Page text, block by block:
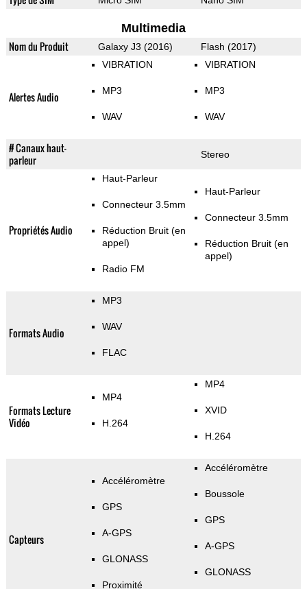
Multimedia
Nom du Produit Galaxy J3 (2016) Flash (2017)
Alertes Audio
VIBRATION
MP3
WAV
VIBRATION
MP3
WAV
# Canaux haut-
parleur
Stereo
Propriétés Audio
Haut-Parleur
Connecteur 3.5mm
Réduction Bruit (en
appel)
Radio FM
Haut-Parleur
Connecteur 3.5mm
Réduction Bruit (en
appel)
Formats Audio
MP3
WAV
FLAC
Formats Lecture
Vidéo
MP4
H.264
MP4
XVID
H.264
Capteurs
Accéléromètre
GPS
A-GPS
GLONASS
Proximité
Accéléromètre
Boussole
GPS
A-GPS
GLONASS